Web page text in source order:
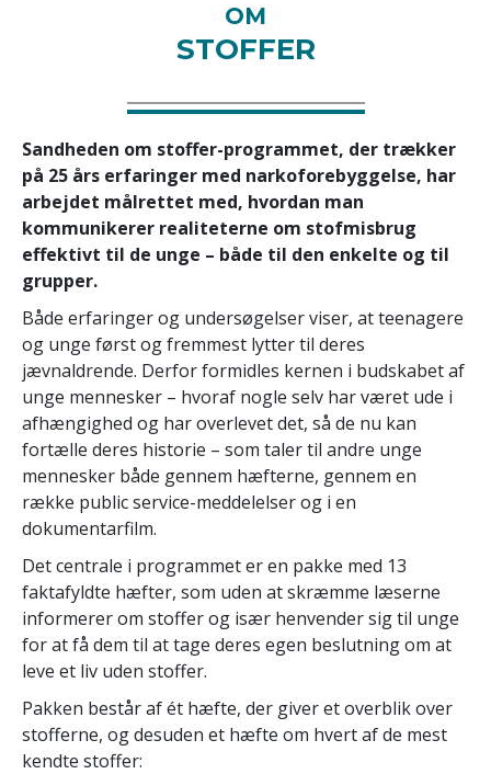
OM
STOFFER
Sandheden om stoffer-programmet, der trækker
på 25 års erfaringer med narkoforebyggelse, har
arbejdet målrettet med, hvordan man
kommunikerer realiteterne om stofmisbrug
effektivt til de unge – både til den enkelte og til
grupper.
Både erfaringer og undersøgelser viser, at teenagere
og unge først og fremmest lytter til deres
jævnaldrende. Derfor formidles kernen i budskabet af
unge mennesker – hvoraf nogle selv har været ude i
afhængighed og har overlevet det, så de nu kan
fortælle deres historie – som taler til andre unge
mennesker både gennem hæfterne, gennem en
række public service-meddelelser og i en
dokumentarfilm.
Det centrale i programmet er en pakke med 13
faktafyldte hæfter, som uden at skræmme læserne
informerer om stoffer og især henvender sig til unge
for at få dem til at tage deres egen beslutning om at
leve et liv uden stoffer.
Pakken består af ét hæfte, der giver et overblik over
stofferne, og desuden et hæfte om hvert af de mest
kendte stoffer: